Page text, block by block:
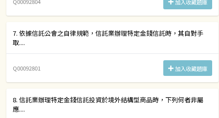
加入收藏題庫
7. 依據信託公會之自律規範，信託業辦理特定金錢信託時，其自對手
取....
Q00092801 加入收藏題庫
8. 信託業辦理特定金錢信託投資於境外結構型商品時，下列何者非屬
應....